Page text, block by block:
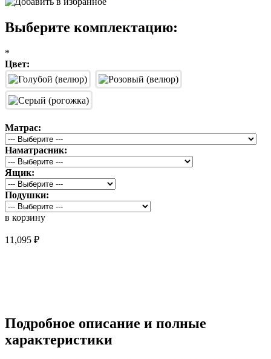
Выберите комплектацию:
*
Цвет:
Матрас:
Наматрасник:
Ящик:
Подушки:
в корзину
11,095 ₽
Подробное описание и полные
характеристики